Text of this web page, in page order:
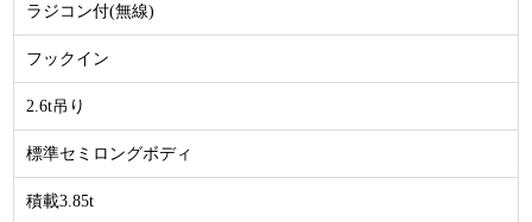
ラジコン付(無線)
フックイン
2.6t吊り
標準セミロングボディ
積載3.85t